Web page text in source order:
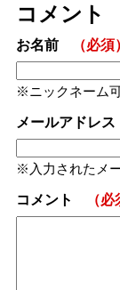
コメント
お名前 （必須
ニックネーム
メールアドレス
入力されたメ
コメント （必